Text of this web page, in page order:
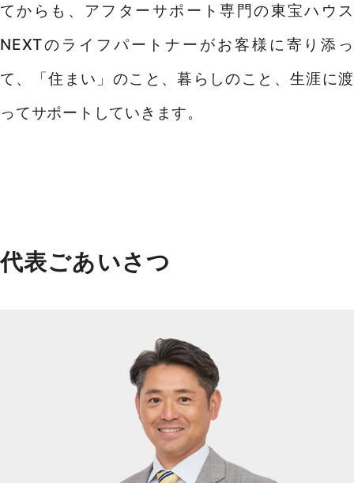
てからも、アフターサポート専門の東宝ハウス
NEXTのライフパートナーがお客様に寄り添っ
て、「住まい」のこと、暮らしのこと、生涯に渡
ってサポートしていきます。
代表ごあいさつ